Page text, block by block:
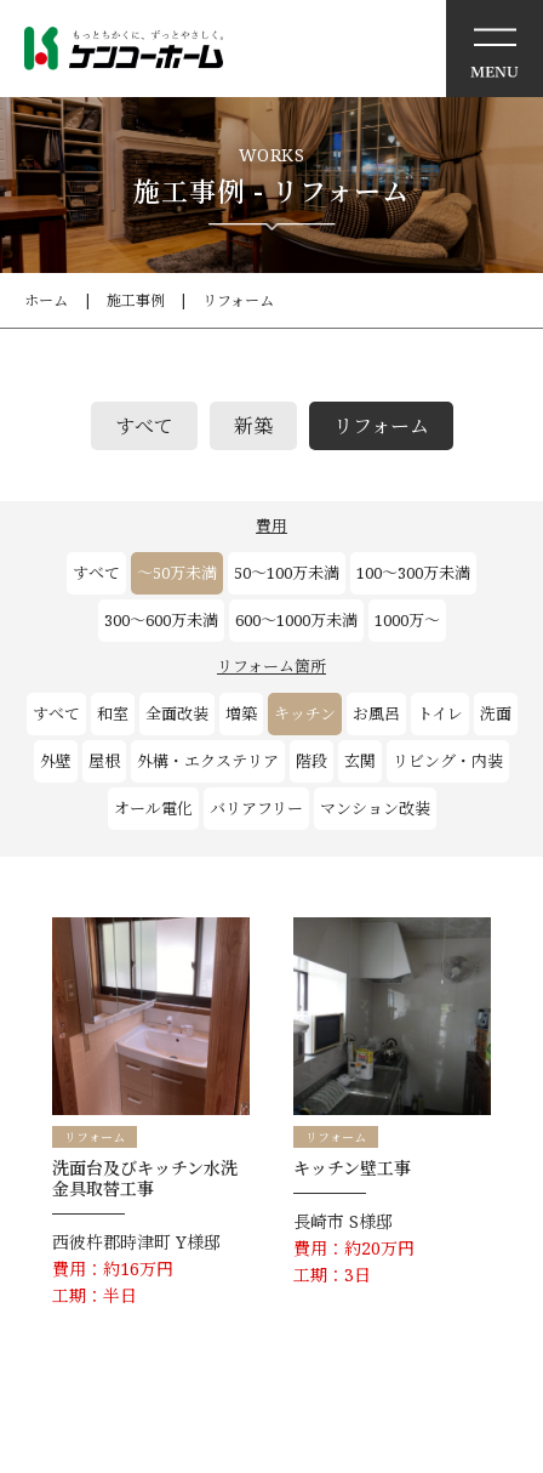
リノベーションモデルハウ
ス
アウトレット商品のご案内
リフォーム工事の流れ
見積もり依頼
施工事例
お客様の声
リフォーム
SDGs
企業情報
採用情報
WORKS
施工事例 - リフォーム
ホーム 施工事例 リフォーム
すべて 新築 リフォーム
費用
すべて ～50万未満 50～100万未満 100～300万未満
300～600万未満 600～1000万未満 1000万～
リフォーム箇所
すべて 和室 全面改装 増築 キッチン お風呂 トイレ 洗面
外壁 屋根 外構・エクステリア 階段 玄関 リビング・内装
オール電化 バリアフリー マンション改装
リフォーム
洗面台及びキッチン水洗
金具取替工事
西彼杵郡時津町 Y様邸
費用：約16万円
工期：半日
リフォーム
キッチン壁工事
長崎市 S様邸
費用：約20万円
工期：3日